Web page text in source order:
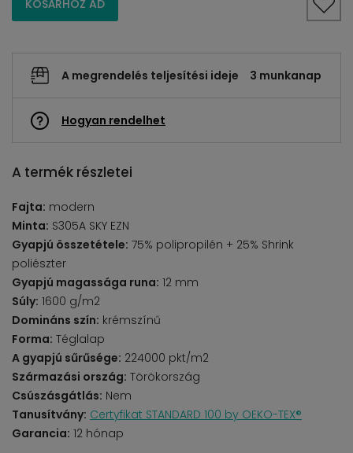
KOSÁRHOZ AD
A megrendelés teljesítési ideje 3 munkanap
Hogyan rendelhet
A termék részletei
Fajta: modern
Minta: S305A SKY EZN
Gyapjú összetétele: 75% polipropilén + 25% Shrink
poliészter
Gyapjú magassága runa: 12 mm
Súly: 1600 g/m2
Domináns szín: krémszínű
Forma: Téglalap
A gyapjú sűrűsége: 224000 pkt/m2
Származási ország: Törökország
Csúszásgátlás: Nem
Tanusítvány: Certyfikat STANDARD 100 by OEKO-TEX®
Garancia: 12 hónap